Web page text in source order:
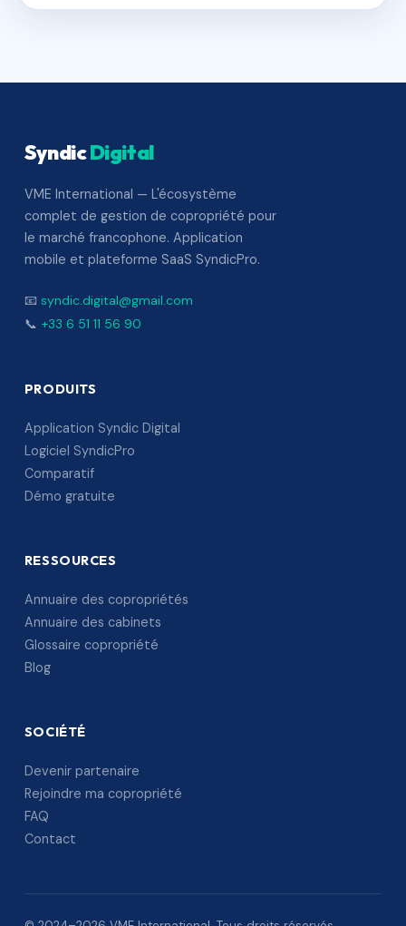
SyndicDigital
VME International — L'écosystème
complet de gestion de copropriété pour
le marché francophone. Application
mobile et plateforme SaaS SyndicPro.
📧 syndic.digital@gmail.com
📞 +33 6 51 11 56 90
PRODUITS
Application Syndic Digital
Logiciel SyndicPro
Comparatif
Démo gratuite
RESSOURCES
Annuaire des copropriétés
Annuaire des cabinets
Glossaire copropriété
Blog
SOCIÉTÉ
Devenir partenaire
Rejoindre ma copropriété
FAQ
Contact